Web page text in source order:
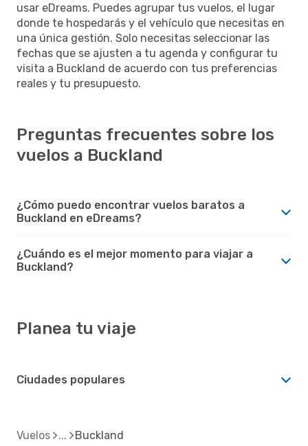
usar eDreams. Puedes agrupar tus vuelos, el lugar
donde te hospedarás y el vehículo que necesitas en
una única gestión. Solo necesitas seleccionar las
fechas que se ajusten a tu agenda y configurar tu
visita a Buckland de acuerdo con tus preferencias
reales y tu presupuesto.
Preguntas frecuentes sobre los
vuelos a Buckland
¿Cómo puedo encontrar vuelos baratos a
Buckland en eDreams?
¿Cuándo es el mejor momento para viajar a
Buckland?
Planea tu viaje
Ciudades populares
Vuelos Buckland